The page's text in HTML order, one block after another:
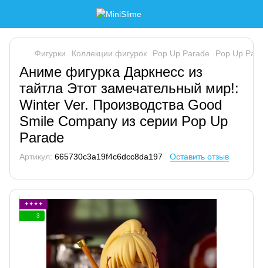
Фигурки Коллекции фигурок Pop Up Parade Pop Up
Аниме фигурка Даркнесс из
тайтла Этот замечательный мир!:
Winter Ver. Производства Good
Smile Company из серии Pop Up
Parade
Артикул: 665730c3a19f4c6dcc8da197 Оставить отзыв
✦✦✦✦
3